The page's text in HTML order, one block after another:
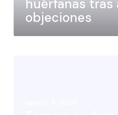
huérfanas tras
objeciones